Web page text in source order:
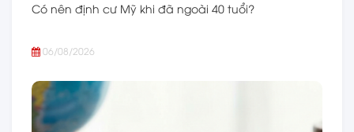
Có nên định cư Mỹ khi đã ngoài 40 tuổi?
06/08/2026